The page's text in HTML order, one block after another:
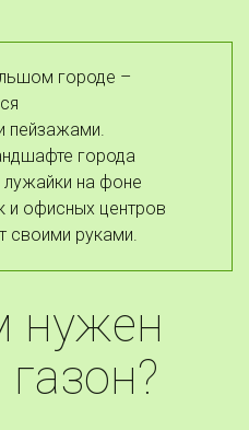
городе –
пейзажами.
города
на фоне
и офисных центров
своими руками.
нужен